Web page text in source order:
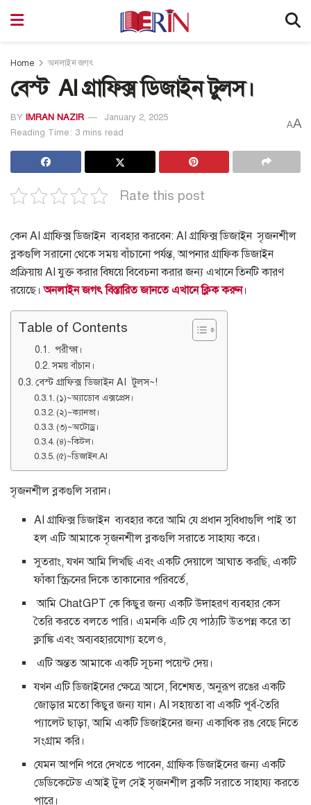
Home অনলাইন জগৎ
বেস্ট AI গ্রাফিক্স ডিজাইন টুলস।
BY IMRAN NAZIR
January 2, 2025
Reading Time: 3 mins read
AA
Rate this post
কেন AI গ্রাফিক্স ডিজাইন ব্যবহার করবেন: AI গ্রাফিক্স ডিজাইন সৃজনশীল
ব্লকগুলি সরানো থেকে সময় বাঁচানো পর্যন্ত, আপনার গ্রাফিক ডিজাইন
প্রক্রিয়ায় AI যুক্ত করার বিষয়ে বিবেচনা করার জন্য এখানে তিনটি কারণ
রয়েছে।অনলাইন জগৎ বিস্তারিত জানতে এখানে ক্লিক করুন।
Table of Contents
পরীক্ষা।
সময় বাঁচান।
বেস্ট গ্রাফিক্স ডিজাইন AI টুলস~!
(১)~অ্যাডোব এক্সপ্রেস।
(২)~ক্যানভা।
(৩)~অটোড্র।
(৪)~কিটল।
(৫)~ডিজাইন.AI
সৃজনশীল ব্লকগুলি সরান।
AI গ্রাফিক্স ডিজাইন ব্যবহার করে আমি যে প্রধান সুবিধাগুলি পাই তা
হল এটি আমাকে সৃজনশীল ব্লকগুলি সরাতে সাহায্য করে।
সুতরাং, যখন আমি লিখছি এবং একটি দেয়ালে আঘাত করছি, একটি
ফাঁকা স্ক্রিনের দিকে তাকানোর পরিবর্তে,
আমি ChatGPT কে কিছুর জন্য একটি উদাহরণ ব্যবহার কেস
তৈরি করতে বলতে পারি। এমনকি এটি যে পাঠ্যটি উত্পন্ন করে তা
ক্লাঙ্কি এবং অব্যবহারযোগ্য হলেও,
এটি অন্তত আমাকে একটি সূচনা পয়েন্ট দেয়।
যখন এটি ডিজাইনের ক্ষেত্রে আসে, বিশেষত, অনুরূপ রঙের একটি
জোড়ার মতো কিছুর জন্য যান। AI সহায়তা বা একটি পূর্ব-তৈরি
প্যালেট ছাড়া, আমি একটি ডিজাইনের জন্য একাধিক রঙ বেছে নিতে
সংগ্রাম করি।
যেমন আপনি পরে দেখতে পাবেন, গ্রাফিক ডিজাইনের জন্য একটি
ডেডিকেটেড এআই টুল সেই সৃজনশীল ব্লকটি সরাতে সাহায্য করতে
পারে।